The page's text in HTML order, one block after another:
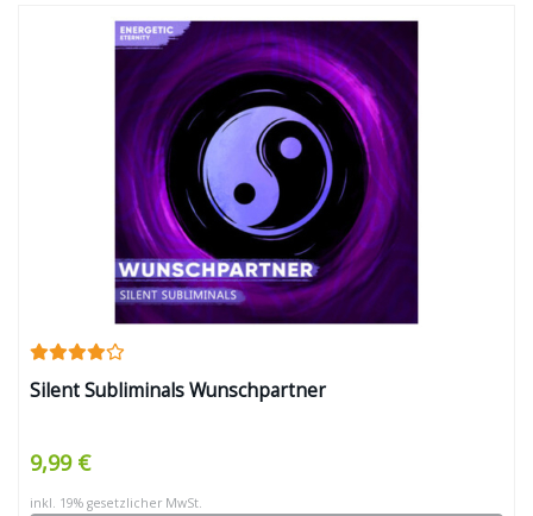
Silent Subliminals Wunschpartner
9,99 €
inkl. 19% gesetzlicher MwSt.